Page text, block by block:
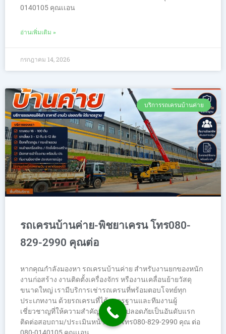
0140105 คุณเเอน
อ่านเพิ่มเติม »
กรกฎาคม 14, 2026
บริการรถเครนบ้านค่าย
รถเครนบ้านค่าย-พิชยาเครน โทร080-
829-2990 คุณต่อ
หากคุณกำลังมองหา รถเครนบ้านค่าย สำหรับงานยกของหนัก
งานก่อสร้าง งานติดตั้งเครื่องจักร หรืองานเคลื่อนย้ายวัสดุ
ขนาดใหญ่ เรามีบริการเช่ารถเครนที่พร้อมตอบโจทย์ทุก
ประเภทงาน ด้วยรถเครนที่ได้มาตรฐานและทีมงานผู้
เชี่ยวชาญที่ให้ความสำคัญกับความปลอดภัยเป็นอันดับแรก
ติดต่อสอบถาม/ประเมินหน้างาน: โทร080-829-2990 คุณ ต่อ
080-0140105 คุณเเอน